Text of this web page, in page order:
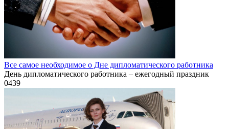
Все самое необходимое о Дне дипломатического работника
День дипломатического работника – ежегодный праздник
0439